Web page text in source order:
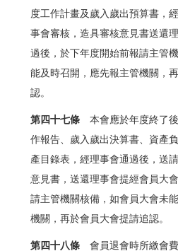
度工作計畫及歲入歲出預算書，
事會審核，造具審核意見書送還
過後，於下年度開始前報請主管
能及時召開，應先報主管機關，
認。
第四十七條本會應於年度終了後
作報告、歲入歲出決算書、資產
產目錄表，經理事會通過後，送
意見書，送還理事會提經會員大
請主管機關核備，如會員大會未
機關，再於會員大會提請追認。
第四十八條會員退會時所繳會費